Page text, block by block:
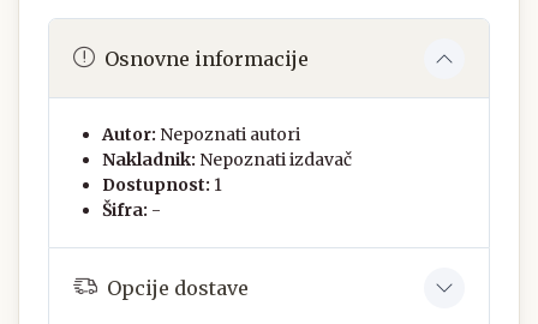
Osnovne informacije
Autor: Nepoznati autori
Nakladnik: Nepoznati izdavač
Dostupnost: 1
Šifra: -
Opcije dostave